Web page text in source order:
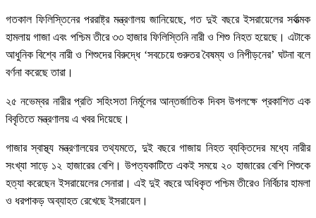
গতকাল ফিলিস্তিনের পররাষ্ট্র মন্ত্রণালয় জানিয়েছে, গত দুই বছরে ইসরায়েলের সর্বাত্মক
হামলায় গাজা এবং পশ্চিম তীরে ৩৩ হাজার ফিলিস্তিনি নারী ও শিশু নিহত হয়েছে। এটাকে
আধুনিক বিশ্বে নারী ও শিশুদের বিরুদ্ধে ‘সবচেয়ে গুরুতর বৈষম্য ও নিপীড়নের’ ঘটনা বলে
বর্ণনা করেছে তারা।
২৫ নভেম্বর নারীর প্রতি সহিংসতা নির্মূলের আন্তর্জাতিক দিবস উপলক্ষে প্রকাশিত এক
বিবৃতিতে মন্ত্রণালয় এ খবর দিয়েছে।
গাজার স্বাস্থ্য মন্ত্রণালয়ের তথ্যমতে, দুই বছরে গাজায় নিহত ব্যক্তিদের মধ্যে নারীর
সংখ্যা সাড়ে ১২ হাজারের বেশি। উপত্যকাটিতে একই সময়ে ২০ হাজারের বেশি শিশুকে
হত্যা করেছেন ইসরায়েলের সেনারা। এই দুই বছরে অধিকৃত পশ্চিম তীরেও নির্বিচার হামলা
ও ধরপাকড় অব্যাহত রেখেছে ইসরায়েল।